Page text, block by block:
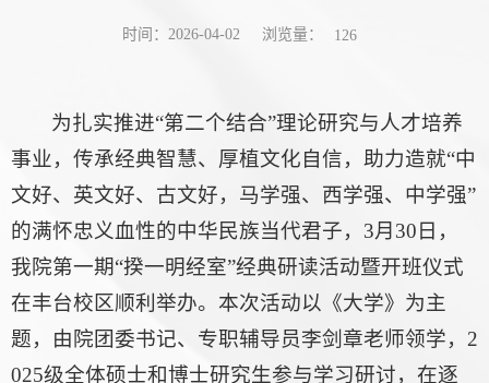
时间：2026-04-02 浏览量： 126
为扎实推进“第二个结合”理论研究与人才培养
事业，传承经典智慧、厚植文化自信，助力造就“中
文好、英文好、古文好，马学强、西学强、中学强”
的满怀忠义血性的中华民族当代君子，3月30日，
我院第一期“揆一明经室”经典研读活动暨开班仪式
在丰台校区顺利举办。本次活动以《大学》为主
题，由院团委书记、专职辅导员李剑章老师领学，2
025级全体硕士和博士研究生参与学习研讨，在逐